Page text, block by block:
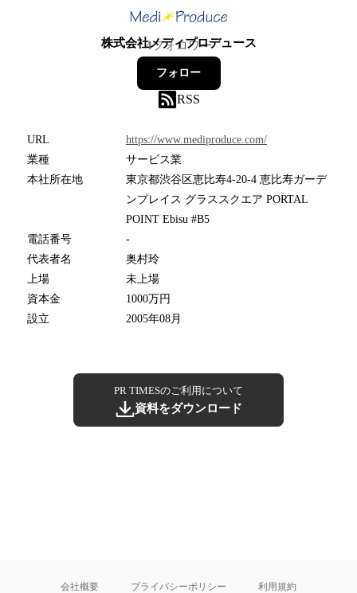
株式会社メディプロデュース
4フォロワー
フォロー
RSS
URL
https://www.mediproduce.com/
業種
サービス業
本社所在地
東京都渋谷区恵比寿4-20-4 恵比寿ガーデ
ンプレイス グラススクエア PORTAL
POINT Ebisu #B5
電話番号
-
代表者名
奥村玲
上場
未上場
資本金
1000万円
設立
2005年08月
PR TIMESのご利用について
資料をダウンロード
会社概要 プライバシーポリシー 利用規約